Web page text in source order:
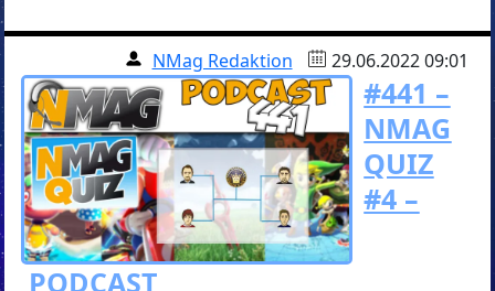
NMag Redaktion 29.06.2022 09:01
#441 –
NMAG
QUIZ
#4 –
PODCAST